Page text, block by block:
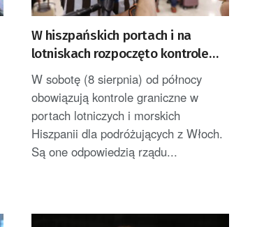
W hiszpańskich portach i na
lotniskach rozpoczęto kontrole
graniczne podróżujących z Włoch
W sobotę (8 sierpnia) od północy
obowiązują kontrole graniczne w
portach lotniczych i morskich
Hiszpanii dla podróżujących z Włoch.
Są one odpowiedzią rządu...